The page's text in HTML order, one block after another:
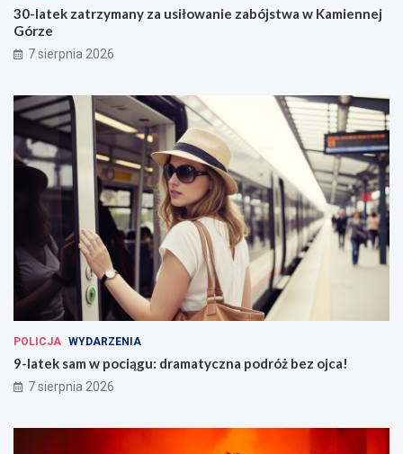
30-latek zatrzymany za usiłowanie zabójstwa w Kamiennej
Górze
7 sierpnia 2026
POLICJA WYDARZENIA
9-latek sam w pociągu: dramatyczna podróż bez ojca!
7 sierpnia 2026